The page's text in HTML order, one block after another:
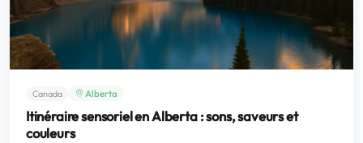
Canada Alberta
Itinéraire sensoriel en Alberta : sons, saveurs et
couleurs